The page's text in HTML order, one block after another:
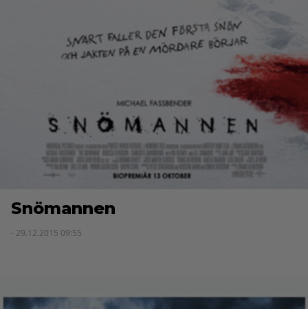
Snömannen
- 29.12.2015 09:55